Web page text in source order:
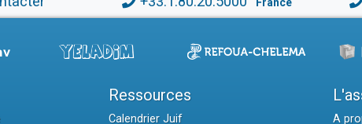
Ressources
Calendrier Juif
A